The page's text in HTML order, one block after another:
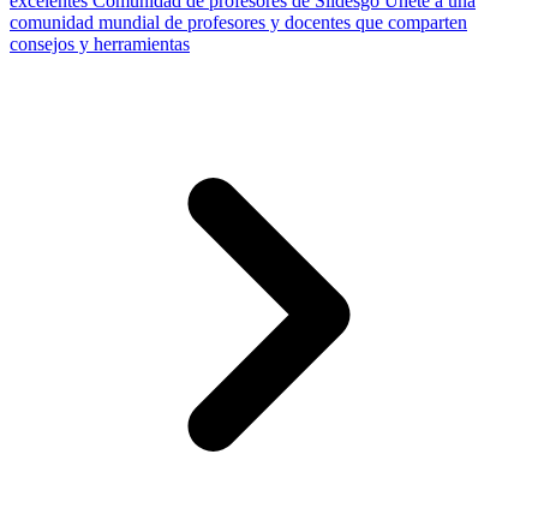
comunidad mundial de profesores y docentes que comparten
consejos y herramientas